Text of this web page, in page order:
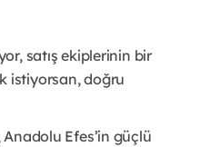
satış ekiplerinin bir
istiyorsan, doğru
Efes’in güçlü